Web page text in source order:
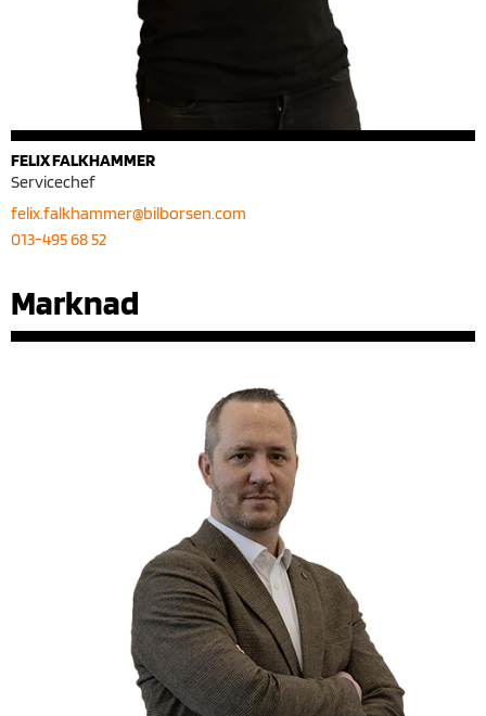
FELIX FALKHAMMER
Servicechef
felix.falkhammer@bilborsen.com
013-495 68 52
Marknad